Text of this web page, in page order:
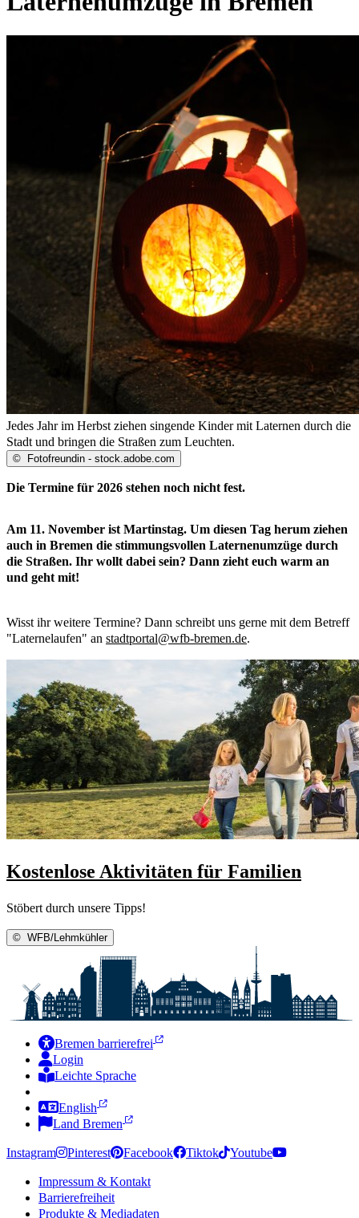
Jedes Jahr im Herbst ziehen singende Kinder mit Laternen durch die
Stadt und bringen die Straßen zum Leuchten.
© Fotofreundin - stock.adobe.com
Die Termine für 2026 stehen noch nicht fest.
Am 11. November ist Martinstag. Um diesen Tag herum ziehen
auch in Bremen die stimmungsvollen Laternenumzüge durch
die Straßen. Ihr wollt dabei sein? Dann zieht euch warm an
und geht mit!
Wisst ihr weitere Termine? Dann schreibt uns gerne mit dem Betreff
"Laternelaufen" an stadtportal@wfb-bremen.de.
Kostenlose Aktivitäten für Familien
Stöbert durch unsere Tipps!
© WFB/Lehmkühler
Bremen barrierefrei
Login
Leichte Sprache
English
Land Bremen
Instagram Pinterest Facebook Tiktok Youtube
Impressum & Kontakt
Barrierefreiheit
Produkte & Mediadaten